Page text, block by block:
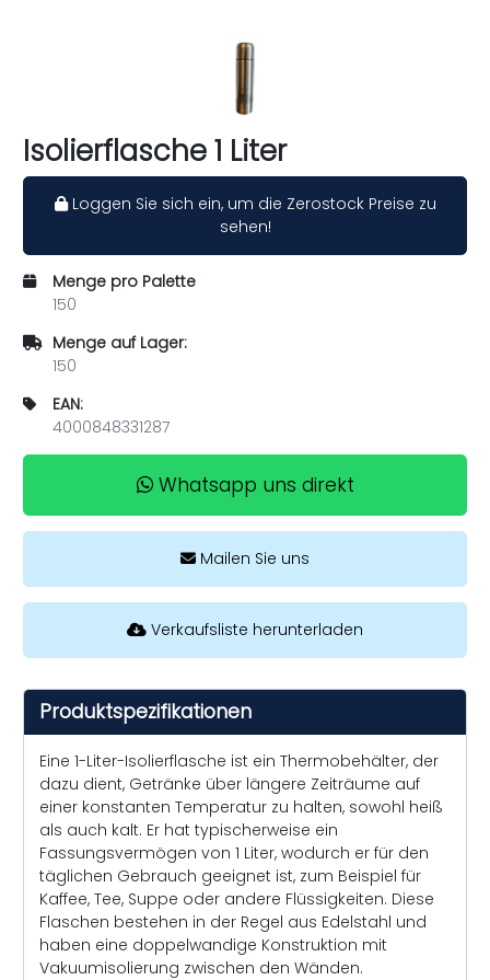
Isolierflasche 1 Liter
Loggen Sie sich ein, um die Zerostock Preise zu
sehen!
Menge pro Palette
150
Menge auf Lager:
150
EAN:
4000848331287
Whatsapp uns direkt
Mailen Sie uns
Verkaufsliste herunterladen
Produktspezifikationen
Eine 1-Liter-Isolierflasche ist ein Thermobehälter, der
dazu dient, Getränke über längere Zeiträume auf
einer konstanten Temperatur zu halten, sowohl heiß
als auch kalt. Er hat typischerweise ein
Fassungsvermögen von 1 Liter, wodurch er für den
täglichen Gebrauch geeignet ist, zum Beispiel für
Kaffee, Tee, Suppe oder andere Flüssigkeiten. Diese
Flaschen bestehen in der Regel aus Edelstahl und
haben eine doppelwandige Konstruktion mit
Vakuumisolierung zwischen den Wänden.